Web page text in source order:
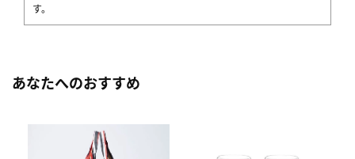
す。
あなたへのおすすめ